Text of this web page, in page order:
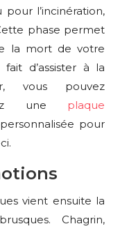
l’incinération,
phase permet
la mort de votre
d’assister à la
vous pouvez
une plaque
pour
vient ensuite la
Chagrin,